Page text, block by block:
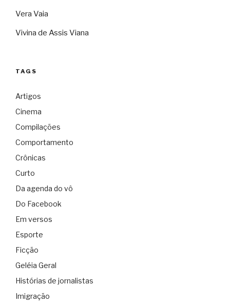
Vera Vaia
Vivina de Assis Viana
TAGS
Artigos
Cinema
Compilações
Comportamento
Crônicas
Curto
Da agenda do vô
Do Facebook
Em versos
Esporte
Ficção
Geléia Geral
Histórias de jornalistas
Imigração